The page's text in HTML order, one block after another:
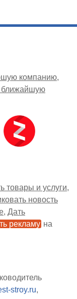
компанию
ближайшую
товары и услуги
новость
Дать
рекламу на
stroy.ru